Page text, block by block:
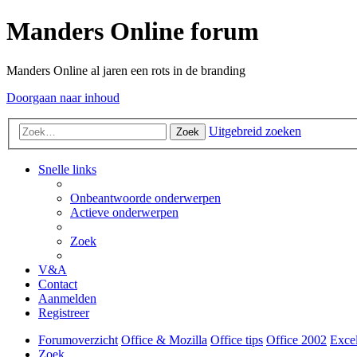
Manders Online forum
Manders Online al jaren een rots in de branding
Doorgaan naar inhoud
Zoek Uitgebreid zoeken
Snelle links
Onbeantwoorde onderwerpen
Actieve onderwerpen
Zoek
V&A
Contact
Aanmelden
Registreer
Forumoverzicht Office & Mozilla Office tips Office 2002